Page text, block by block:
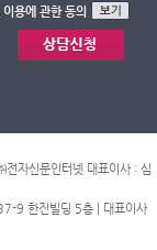
용에 관한 동의
자신문인터넷 대표이사 : 심
9 한진빌딩 5층 | 대표이사